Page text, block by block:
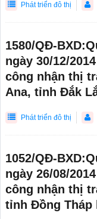
Phát triển đô thị
1580/QĐ-
ngày 30/12/
công nhận thị
Ana, tỉnh Đắk
Phát triển đô thị
1052/QĐ-
ngày 26/08/
công nhận thị
tỉnh Đồng Tháp